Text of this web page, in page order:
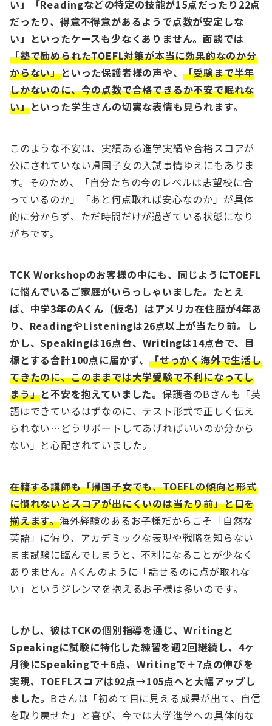
い」「Readingなどの特定の技能が15点だったり22点
だったり、得意不得意があるようで点数が安定しな
い」といったケースも少なくありません。面談では
「塾で勧められたTOEFL対策が本当に効果的なのか分
からない」といった保護者様の声や、 「受験まで半年
しかないのに、今の点数で合格できるか不安で眠れな
い」といった学生さんの切実な表情も見られます。
このような不安は、実績ある進学実績や合格スコアが
公にされていない帰国子女の入試事情ゆえにもありま
す。そのため、「自分たちの今のレベルは志望校に合
っているのか」「あと何点取れば安心なのか」が具体
的に分からず、ただ時間だけが過ぎている状態になり
がちです。
TCK Workshopのお客様の中にも、同じようにTOEFL
に悩んでいるご家庭がいらっしゃいました。たとえ
ば、中学3年のAくん（仮名）はアメリカ在住歴が4年あ
り、ReadingやListeningは26点以上が当たり前。し
かし、Speakingは16点台、Writingは14点台で、目
標とする合計100点に届かず、「せっかく海外で生活し
てきたのに、このままでは大学受験で不利になってし
まう」と不安を抱えていました。保護者のBさんも「英
語はできているはずなのに、テスト形式で正しく伝え
られない…どうサポートしてあげればいいのか分から
ない」と心配されていました。
在籍する講師も「帰国子女でも、TOEFLの傾向と形式
に慣れないとスコアが出にくいのは当たり前」と口を
揃えます。海外経験のあるお子様だからこそ「自然な
英語」に偏り、アカデミックな表現や戦略を知らない
まま試験に臨んでしまうと、不利になることが少なく
ありません。Aくんのように「話せるのに点が取れな
い」というジレンマを抱えるお子様は多いのです。
しかし、彼はTCKの個別指導を通じ、Writingと
Speakingに試験に特化した練習を週2回継続し、4ヶ
月後にSpeakingで＋6点、Writingで＋7点の伸びを
実現、TOEFLスコアは92点→105点へと大幅アップし
ました。 Bさんは「初めて目に見える成果が出て、自信
を取り戻せた」と喜び、今では大学進学への具体的な